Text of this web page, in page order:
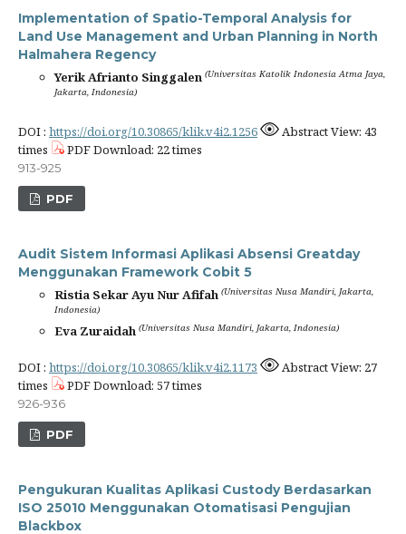
Implementation of Spatio-Temporal Analysis for
Land Use Management and Urban Planning in North
Halmahera Regency
Yerik Afrianto Singgalen (Universitas Katolik Indonesia Atma Jaya,
Jakarta, Indonesia)
DOI : https://doi.org/10.30865/klik.v4i2.1256
Abstract View: 43
times
PDF Download: 22 times
913-925
PDF
Audit Sistem Informasi Aplikasi Absensi Greatday
Menggunakan Framework Cobit 5
Ristia Sekar Ayu Nur Afifah (Universitas Nusa Mandiri, Jakarta,
Indonesia)
Eva Zuraidah (Universitas Nusa Mandiri, Jakarta, Indonesia)
DOI : https://doi.org/10.30865/klik.v4i2.1173
Abstract View: 27
times
PDF Download: 57 times
926-936
PDF
Pengukuran Kualitas Aplikasi Custody Berdasarkan
ISO 25010 Menggunakan Otomatisasi Pengujian
Blackbox